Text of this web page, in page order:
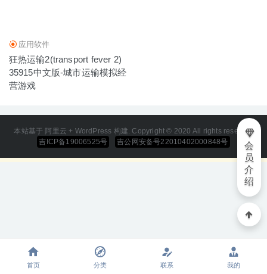
应用软件
狂热运输2(transport fever 2)
35915中文版-城市运输模拟经
营游戏
本站基于 阿里云 + WordPress 构建. Copyright © 2020 All rights reserved
吉ICP备19006525号
吉公网安备号22010402000848号
会
员
介
绍
首页 分类 联系 我的